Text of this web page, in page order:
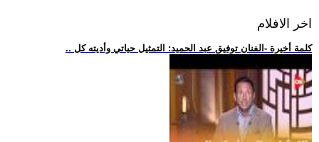
اخر الافلام
.. كلمة أخيرة -الفنان توفيق عبد الحميد: التمثيل حياتي وأديته كل